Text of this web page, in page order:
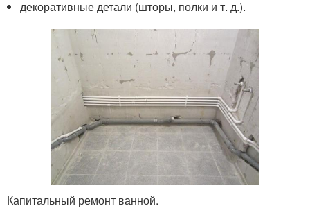
декоративные детали (шторы, полки и т. д.).
Капитальный ремонт ванной.